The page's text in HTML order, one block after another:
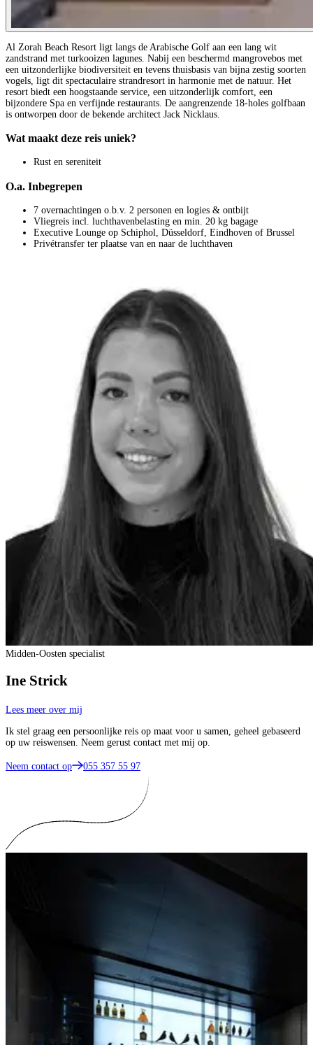
Al Zorah Beach Resort ligt langs de Arabische Golf aan een lang wit
zandstrand met turkooizen lagunes. Nabij een beschermd mangrovebos met
een uitzonderlijke biodiversiteit en tevens thuisbasis van bijna zestig soorten
vogels, ligt dit spectaculaire strandresort in harmonie met de natuur. Het
resort biedt een hoogstaande service, een uitzonderlijk comfort, een
bijzondere Spa en verfijnde restaurants. De aangrenzende 18-holes golfbaan
is ontworpen door de bekende architect Jack Nicklaus.
Wat maakt deze reis uniek?
Rust en sereniteit
O.a. Inbegrepen
7 overnachtingen o.b.v. 2 personen en logies & ontbijt
Vliegreis incl. luchthavenbelasting en min. 20 kg bagage
Executive Lounge op Schiphol, Düsseldorf, Eindhoven of Brussel
Privétransfer ter plaatse van en naar de luchthaven
Midden-Oosten specialist
Ine Strick
Lees meer over mij
Ik stel graag een persoonlijke reis op maat voor u samen, geheel gebaseerd
op uw reiswensen. Neem gerust contact met mij op.
Neem contact op 055 357 55 97